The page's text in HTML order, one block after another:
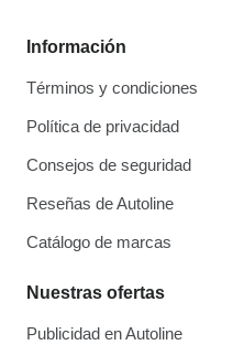
Información
Términos y condiciones
Política de privacidad
Consejos de seguridad
Reseñas de Autoline
Catálogo de marcas
Nuestras ofertas
Publicidad en Autoline